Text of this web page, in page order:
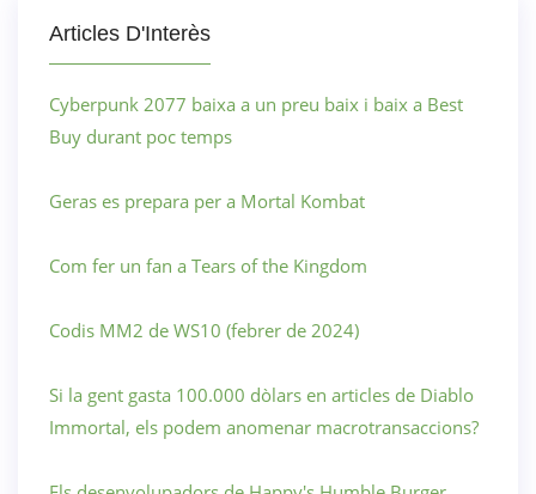
Articles D'Interès
Cyberpunk 2077 baixa a un preu baix i baix a Best
Buy durant poc temps
Geras es prepara per a Mortal Kombat
Com fer un fan a Tears of the Kingdom
Codis MM2 de WS10 (febrer de 2024)
Si la gent gasta 100.000 dòlars en articles de Diablo
Immortal, els podem anomenar macrotransaccions?